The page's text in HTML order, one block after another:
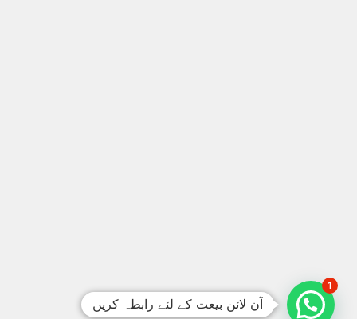
آن لائن بیعت کے لئے رابطہ کریں
1